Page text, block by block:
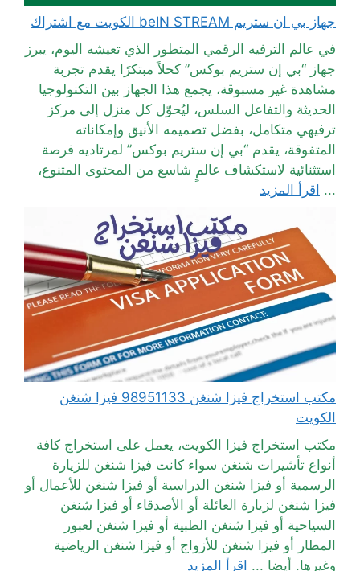
جهاز بي ان ستريم beIN STREAM الكويت مع اشتراك
في عالم الترفيه الرقمي المتطور الذي تعيشه اليوم، يبرز
جهاز “بي إن ستريم بوكس” كحلاً مبتكرًا يقدم تجربة
مشاهدة غير مسبوقة، يجمع هذا الجهاز بين التكنولوجيا
الحديثة والتفاعل السلس، ليُحوّل كل منزل إلى مركز
ترفيهي متكامل، بفضل تصميمه الأنيق وإمكاناته
المتفوقة، يقدم “بي إن ستريم بوكس” لمرتاديه فرصة
استثنائية لاستكشاف عالمٍ شاسع من المحتوى المتنوع،
... اقرأ المزيد
مكتب استخراج فيزا شنغن 98951133 فيزا شنغن
الكويت
مكتب استخراج فيزا الكويت، يعمل على استخراج كافة
أنواع تأشيرات شنغن سواء كانت فيزا شنغن للزيارة
الرسمية أو فيزا شنغن الدراسية أو فيزا شنغن للأعمال أو
فيزا شنغن لزيارة العائلة أو الأصدقاء أو فيزا شنغن
السياحية أو فيزا شنغن الطبية أو فيزا شنغن لعبور
المطار أو فيزا شنغن للأزواج أو فيزا شنغن الرياضية
وغيرها. أيضا ... اقرأ المزيد